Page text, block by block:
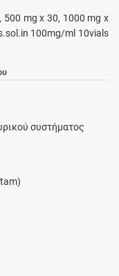
mg x 30, 1000 mg x
100mg/ml 10vials
συστήματος